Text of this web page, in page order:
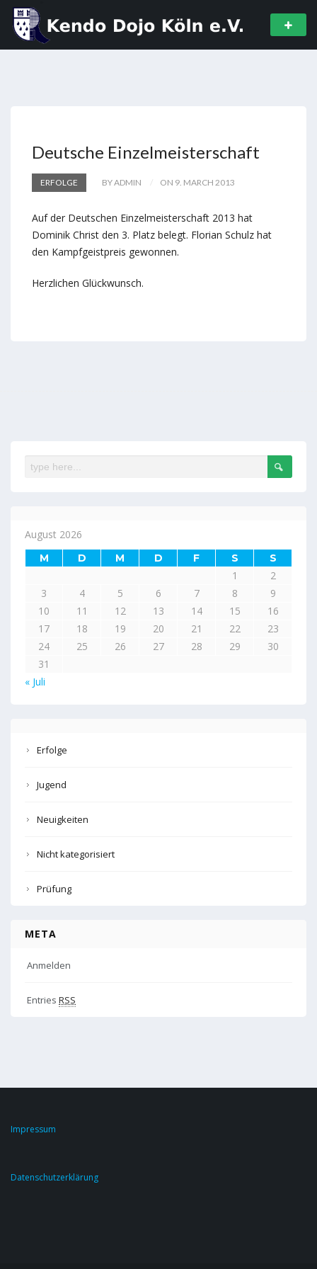
Deutsche Einzelmeisterschaft
ERFOLGE BY ADMIN ON 9. MARCH 2013
Auf der Deutschen Einzelmeisterschaft 2013 hat
Dominik Christ den 3. Platz belegt. Florian Schulz hat
den Kampfgeistpreis gewonnen.
Herzlichen Glückwunsch.
August 2026
M D M D F S S
1
2
3
4 5 6 7 8
9
10
11 12 13 14 15
16
17
18 19 20 21 22
23
24
25 26 27 28 29
30
31
« Juli
Erfolge
Jugend
Neuigkeiten
Nicht kategorisiert
Prüfung
META
Anmelden
Entries RSS
Impressum
Datenschutzerklärung